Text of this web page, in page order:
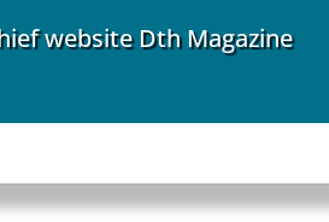
website Dth Magazine